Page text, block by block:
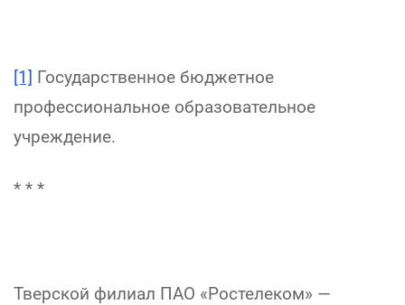
[1] Государственное бюджетное
профессиональное образовательное
учреждение.
* * *
Тверской филиал ПАО «Ростелеком» —